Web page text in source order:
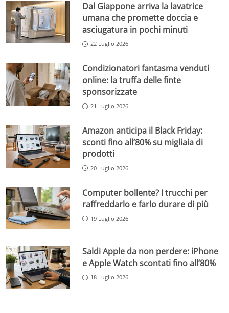
Dal Giappone arriva la lavatrice
umana che promette doccia e
asciugatura in pochi minuti
22 Luglio 2026
Condizionatori fantasma venduti
online: la truffa delle finte
sponsorizzate
21 Luglio 2026
Amazon anticipa il Black Friday:
sconti fino all’80% su migliaia di
prodotti
20 Luglio 2026
Computer bollente? I trucchi per
raffreddarlo e farlo durare di più
19 Luglio 2026
Saldi Apple da non perdere: iPhone
e Apple Watch scontati fino all’80%
18 Luglio 2026